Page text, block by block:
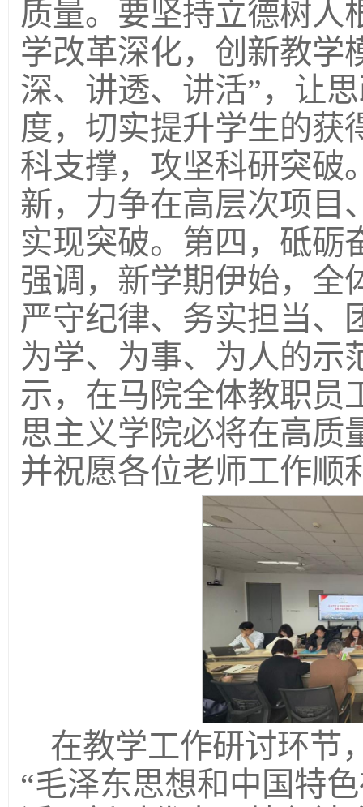
质量。要坚持立德树人
学改革深化，创新教学
深、讲透、讲活”，让
度，切实提升学生的获
科支撑，攻坚科研突破
新，力争在高层次项目
实现突破。第四，砥砺
强调，新学期伊始，全
严守纪律、务实担当、
为学、为事、为人的示
示，在马院全体教职员
思主义学院必将在高质
并祝愿各位老师工作顺
在教学工作研讨环节
“毛泽东思想和中国特